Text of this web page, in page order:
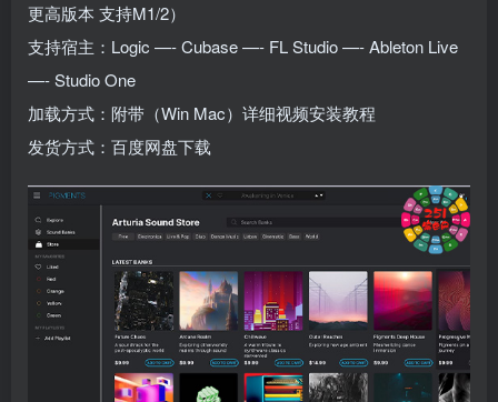
更高版本 支持M1/2）
支持宿主：Logic —- Cubase —- FL Studio —- Ableton Live
—- Studio One
加载方式：附带（Win Mac）详细视频安装教程
发货方式：百度网盘下载